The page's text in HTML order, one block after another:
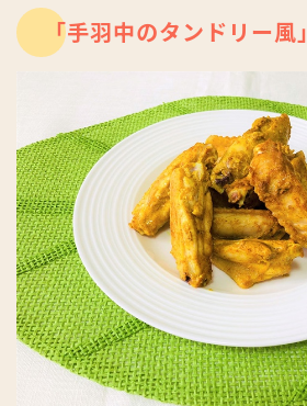
「手羽中のタンドリー風」